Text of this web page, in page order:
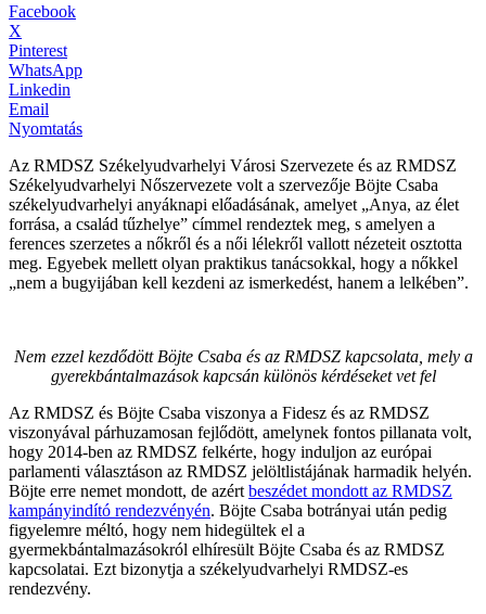
Facebook
X
Pinterest
WhatsApp
Linkedin
Email
Nyomtatás
Az RMDSZ Székelyudvarhelyi Városi Szervezete és az RMDSZ
Székelyudvarhelyi Nőszervezete volt a szervezője Böjte Csaba
székelyudvarhelyi anyáknapi előadásának, amelyet „Anya, az élet
forrása, a család tűzhelye” címmel rendeztek meg, s amelyen a
ferences szerzetes a nőkről és a női lélekről vallott nézeteit osztotta
meg. Egyebek mellett olyan praktikus tanácsokkal, hogy a nőkkel
„nem a bugyijában kell kezdeni az ismerkedést, hanem a lelkében”.
Nem ezzel kezdődött Böjte Csaba és az RMDSZ kapcsolata, mely a
gyerekbántalmazások kapcsán különös kérdéseket vet fel
Az RMDSZ és Böjte Csaba viszonya a Fidesz és az RMDSZ
viszonyával párhuzamosan fejlődött, amelynek fontos pillanata volt,
hogy 2014-ben az RMDSZ felkérte, hogy induljon az európai
parlamenti választáson az RMDSZ jelöltlistájának harmadik helyén.
Böjte erre nemet mondott, de azért beszédet mondott az RMDSZ
kampányindító rendezvényén. Böjte Csaba botrányai után pedig
figyelemre méltó, hogy nem hidegültek el a
gyermekbántalmazásokról elhíresült Böjte Csaba és az RMDSZ
kapcsolatai. Ezt bizonytja a székelyudvarhelyi RMDSZ-es
rendezvény.